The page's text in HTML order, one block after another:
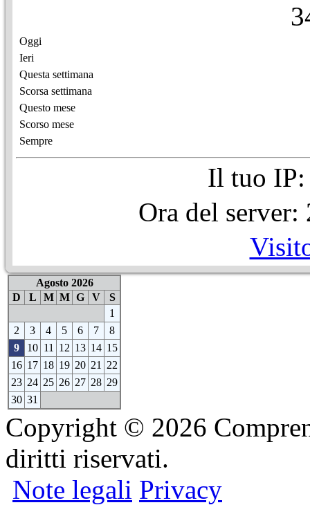
3
Oggi
Ieri
Questa settimana
Scorsa settimana
Questo mese
Scorso mese
Sempre
Il tuo IP:
Ora del
Agosto 2026
D
L M M G V
S
1
2
3 4 5 6 7
8
9
10 11 12 13 14 15
16 17 18 19 20 21
22
23 24 25 26 27 28 29
30 31
Copyright © 2026
diritti riservati.
Note legali Privacy